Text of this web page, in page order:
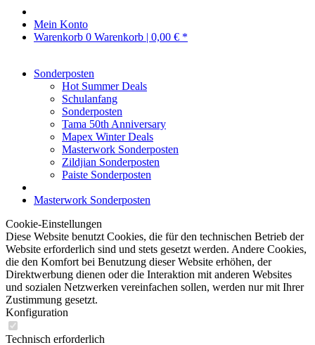
Mein Konto
Warenkorb 0 Warenkorb | 0,00 € *
Sonderposten
Hot Summer Deals
Schulanfang
Sonderposten
Tama 50th Anniversary
Mapex Winter Deals
Masterwork Sonderposten
Zildjian Sonderposten
Paiste Sonderposten
Masterwork Sonderposten
Cookie-Einstellungen
Diese Website benutzt Cookies, die für den technischen Betrieb der
Website erforderlich sind und stets gesetzt werden. Andere Cookies,
die den Komfort bei Benutzung dieser Website erhöhen, der
Direktwerbung dienen oder die Interaktion mit anderen Websites
und sozialen Netzwerken vereinfachen sollen, werden nur mit Ihrer
Zustimmung gesetzt.
Konfiguration
Technisch erforderlich